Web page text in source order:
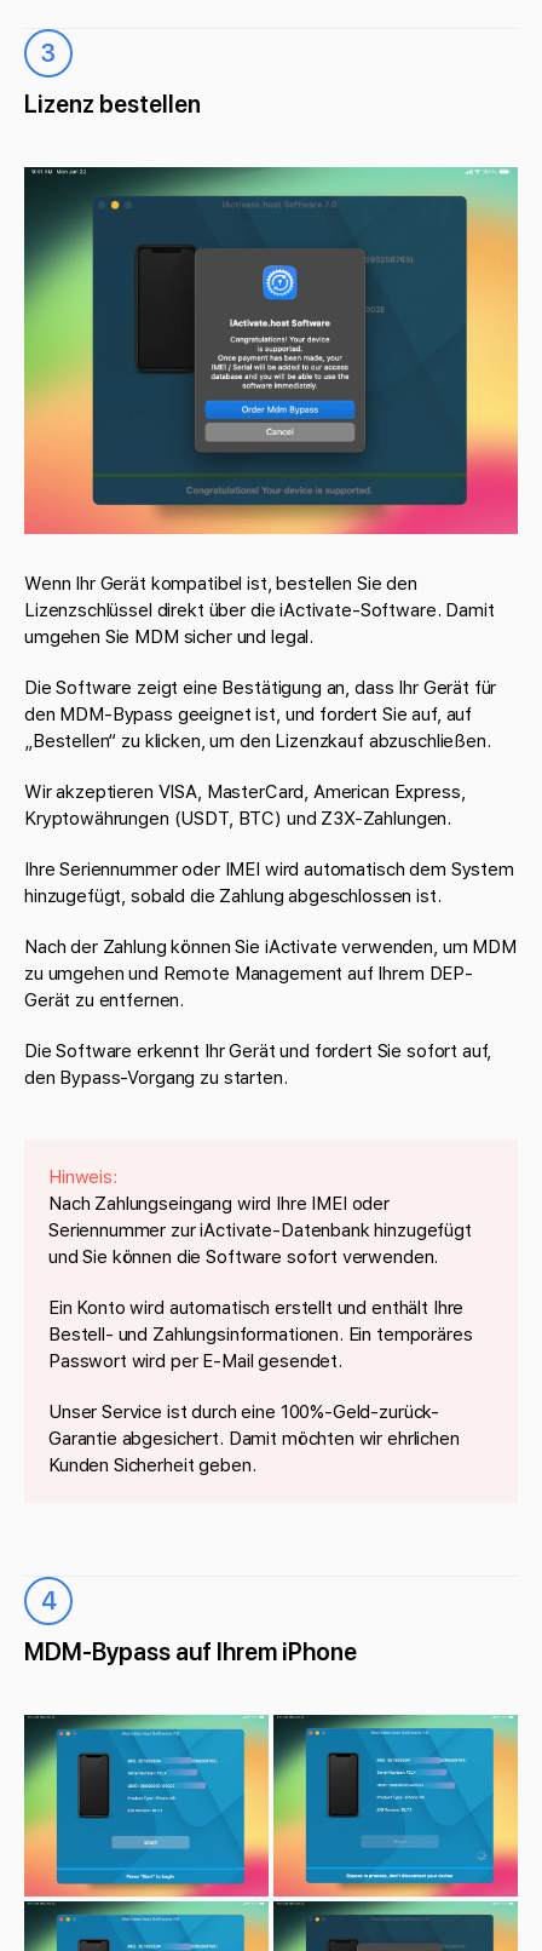
3
Lizenz bestellen
Wenn Ihr Gerät kompatibel ist, bestellen Sie den
Lizenzschlüssel direkt über die iActivate-Software. Damit
umgehen Sie MDM sicher und legal.
Die Software zeigt eine Bestätigung an, dass Ihr Gerät für
den MDM-Bypass geeignet ist, und fordert Sie auf, auf
„Bestellen“ zu klicken, um den Lizenzkauf abzuschließen.
Wir akzeptieren VISA, MasterCard, American Express,
Kryptowährungen (USDT, BTC) und Z3X-Zahlungen.
Ihre Seriennummer oder IMEI wird automatisch dem System
hinzugefügt, sobald die Zahlung abgeschlossen ist.
Nach der Zahlung können Sie iActivate verwenden, um MDM
zu umgehen und Remote Management auf Ihrem DEP-
Gerät zu entfernen.
Die Software erkennt Ihr Gerät und fordert Sie sofort auf,
den Bypass-Vorgang zu starten.
Hinweis:
Nach Zahlungseingang wird Ihre IMEI oder
Seriennummer zur iActivate-Datenbank hinzugefügt
und Sie können die Software sofort verwenden.
Ein Konto wird automatisch erstellt und enthält Ihre
Bestell- und Zahlungsinformationen. Ein temporäres
Passwort wird per E-Mail gesendet.
Unser Service ist durch eine 100%-Geld-zurück-
Garantie abgesichert. Damit möchten wir ehrlichen
Kunden Sicherheit geben.
4
MDM-Bypass auf Ihrem iPhone